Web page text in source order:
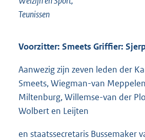
Teunissen
Voorzitter: Smeets Griffier:
Aanwezig zijn zeven leden der
Smeets, Wiegman-van
Miltenburg, Willemse-van der
Wolbert en Leijten
en staatssecretaris Bussemaker